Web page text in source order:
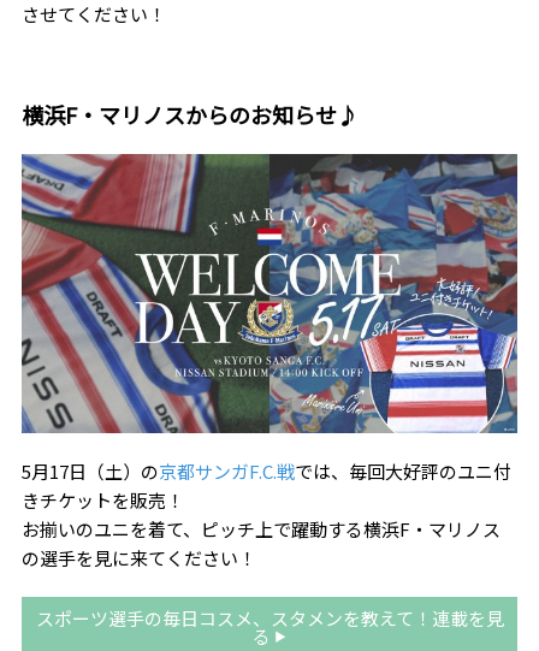
させてください！
横浜F・マリノスからのお知らせ♪
5月17日（土）の京都サンガF.C.戦では、毎回大好評のユニ付
きチケットを販売！
お揃いのユニを着て、ピッチ上で躍動する横浜F・マリノス
の選手を見に来てください！
スポーツ選手の毎日コスメ、スタメンを教えて！連載を見
る